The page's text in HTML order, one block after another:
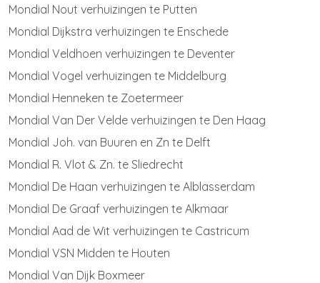
Mondial Nout verhuizingen te Putten
Mondial Dijkstra verhuizingen te Enschede
Mondial Veldhoen verhuizingen te Deventer
Mondial Vogel verhuizingen te Middelburg
Mondial Henneken te Zoetermeer
Mondial Van Der Velde verhuizingen te Den Haag
Mondial Joh. van Buuren en Zn te Delft
Mondial R. Vlot & Zn. te Sliedrecht
Mondial De Haan verhuizingen te Alblasserdam
Mondial De Graaf verhuizingen te Alkmaar
Mondial Aad de Wit verhuizingen te Castricum
Mondial VSN Midden te Houten
Mondial Van Dijk Boxmeer